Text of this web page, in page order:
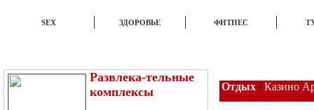
SEX ЗДОРОВЬЕ ФИТНЕС
Развлека-тельные
комплексы
Отдых /Казино